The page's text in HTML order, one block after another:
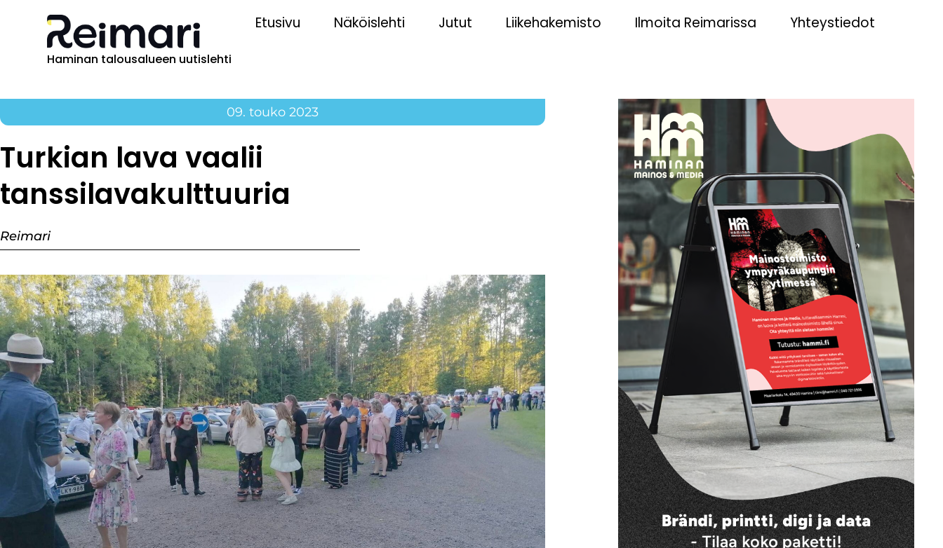
Haminan talousalueen uutislehti
Etusivu Näköislehti Jutut Liikehakemisto Ilmoita Reimarissa Yhteystiedot
09. touko 2023
Turkian lava vaalii
tanssilavakulttuuria
Reimari